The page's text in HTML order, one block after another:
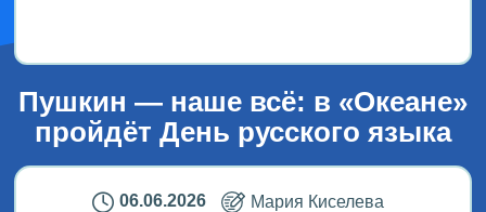
Пушкин — наше всё: в «Океане»
пройдёт День русского языка
06.06.2026
Мария Киселева